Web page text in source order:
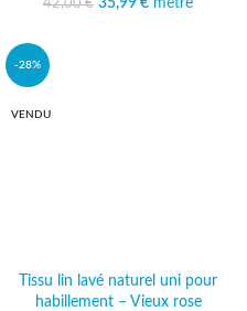
42,00€
-28%
VENDU
Tissu lin lavé naturel uni pour
habillement – Vieux rose